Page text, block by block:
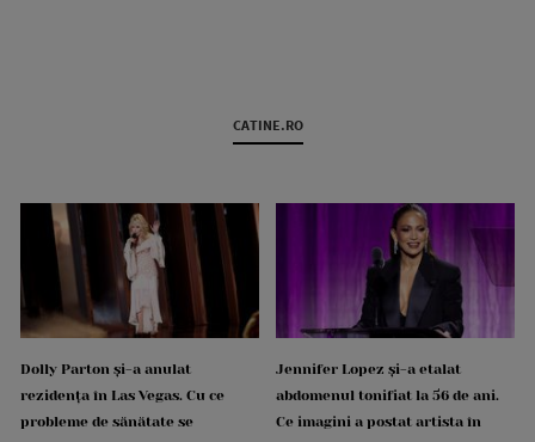
CATINE.RO
Dolly Parton și-a anulat
rezidența în Las Vegas. Cu ce
probleme de sănătate se
Jennifer Lopez și-a etalat
abdomenul tonifiat la 56 de ani.
Ce imagini a postat artista în